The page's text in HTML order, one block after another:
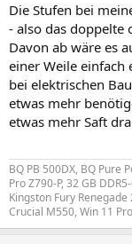
Die Stufen bei
- also das doppelte
Davon ab wäre es
einer Weile
bei elektrischen
etwas mehr
etwas mehr Saft
BQ PB 500DX, BQ Pure
Pro Z790-P, 32 GB
Kingston Fury Renegade
Crucial M550, Win 11